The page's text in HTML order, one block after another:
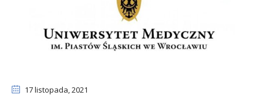
17 listopada , 2021